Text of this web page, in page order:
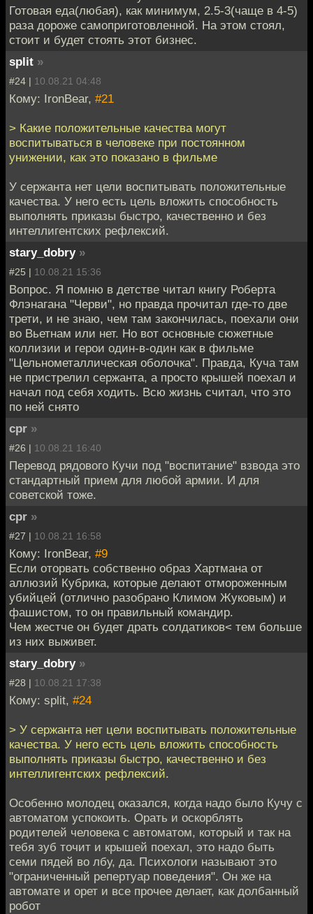
Готовая еда(любая), как минимум, 2.5-3(чаще в 4-5)
раза дороже самоприготовленной. На этом стоял,
стоит и будет стоять этот бизнес.
split »
#24 | 10.08.21 04:48
Кому: IronBear, #21
> Какие положительные качества могут
воспитываться в человеке при постоянном
унижении, как это показано в фильме
У сержанта нет цели воспитывать положительные
качества. У него есть цель вложить способность
выполнять приказы быстро, качественно и без
интеллигентских рефлексий.
stary_dobry »
#25 | 10.08.21 15:36
Вопрос. Я помню в детстве читал книгу Роберта
Флэнагана "Черви", но правда прочитал где-то две
трети, и не знаю, чем там закончилась, поехали они
во Вьетнам или нет. Но вот основные сюжетные
коллизии и герои один-в-один как в фильме
"Цельнометаллическая оболочка". Правда, Куча там
не пристрелил сержанта, а просто крышей поехал и
начал под себя ходить. Всю жизнь считал, что это
по ней снято
cpr »
#26 | 10.08.21 16:40
Перевод рядового Кучи под "воспитание" взвода это
стандартный прием для любой армии. И для
советской тоже.
cpr »
#27 | 10.08.21 16:58
Кому: IronBear, #9
Если оторвать собственно образ Хартмана от
аллюзий Кубрика, которые делают отмороженным
убийцей (отлично разобрано Климом Жуковым) и
фашистом, то он правильный командир.
Чем жестче он будет драть солдатиков< тем больше
из них выживет.
stary_dobry »
#28 | 10.08.21 17:38
Кому: split, #24
> У сержанта нет цели воспитывать положительные
качества. У него есть цель вложить способность
выполнять приказы быстро, качественно и без
интеллигентских рефлексий.
Особенно молодец оказался, когда надо было Кучу с
автоматом успокоить. Орать и оскорблять
родителей человека с автоматом, который и так на
тебя зуб точит и крышей поехал, это надо быть
семи пядей во лбу, да. Психологи называют это
"ограниченный репертуар поведения". Он же на
автомате и орет и все прочее делает, как долбанный
робот